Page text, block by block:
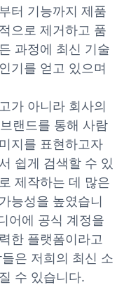
터 기능까지 제품
으로 제거하고 품
과정에 최신 기술
기를 얻고 있으며
가 아니라 회사의
랜드를 통해 사람
지를 표현하고자
쉽게 검색할 수 있
제작하는 데 많은
능성을 높였습니
어에 공식 계정을
한 플랫폼이라고
은 저희의 최신 소
수 있습니다.